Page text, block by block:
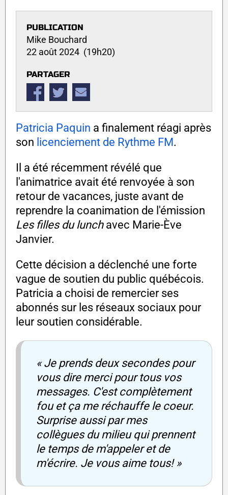
PUBLICATION
Mike Bouchard
22 août 2024 (19h20)
PARTAGER
Patricia Paquin a finalement réagi après
son licenciement de Rythme FM.
Il a été récemment révélé que
l'animatrice avait été renvoyée à son
retour de vacances, juste avant de
reprendre la coanimation de l'émission
Les filles du lunchavec Marie-Ève
Janvier.
Cette décision a déclenché une forte
vague de soutien du public québécois.
Patricia a choisi de remercier ses
abonnés sur les réseaux sociaux pour
leur soutien considérable.
« Je prends deux secondes pour
vous dire merci pour tous vos
messages. C'est complètement
fou et ça me réchauffe le coeur.
Surprise aussi par mes
collègues du milieu qui prennent
le temps de m'appeler et de
m'écrire. Je vous aime tous! »